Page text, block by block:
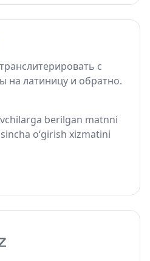
с
на латиницу и обратно.
berilgan matnni
o‘girish xizmatini